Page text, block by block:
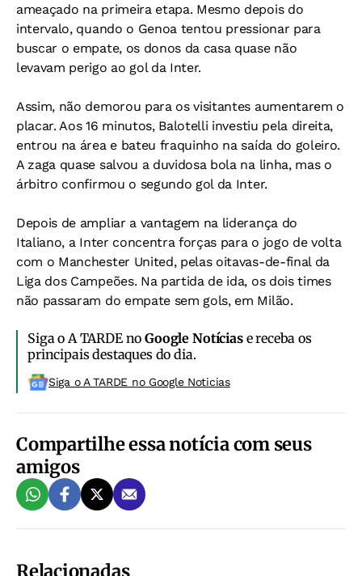
ameaçado na primeira etapa. Mesmo depois do
intervalo, quando o Genoa tentou pressionar para
buscar o empate, os donos da casa quase não
levavam perigo ao gol da Inter.
Assim, não demorou para os visitantes aumentarem o
placar. Aos 16 minutos, Balotelli investiu pela direita,
entrou na área e bateu fraquinho na saída do goleiro.
A zaga quase salvou a duvidosa bola na linha, mas o
árbitro confirmou o segundo gol da Inter.
Depois de ampliar a vantagem na liderança do
Italiano, a Inter concentra forças para o jogo de volta
com o Manchester United, pelas oitavas-de-final da
Liga dos Campeões. Na partida de ida, os dois times
não passaram do empate sem gols, em Milão.
Siga o A TARDE noGoogle Notíciase receba os
principais destaques do dia.
Siga o A TARDE no Google Noticias
Compartilhe essa notícia com seus
amigos
Relacionadas